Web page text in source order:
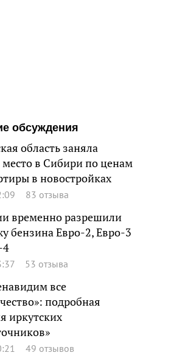
обсуждения
область заняла
место в Сибири по ценам
в новостройках
83 отзыва
временно разрешили
бензина Евро-2, Евро-3
4
53 отзыва
все
подробная
иркутских
49 отзывов